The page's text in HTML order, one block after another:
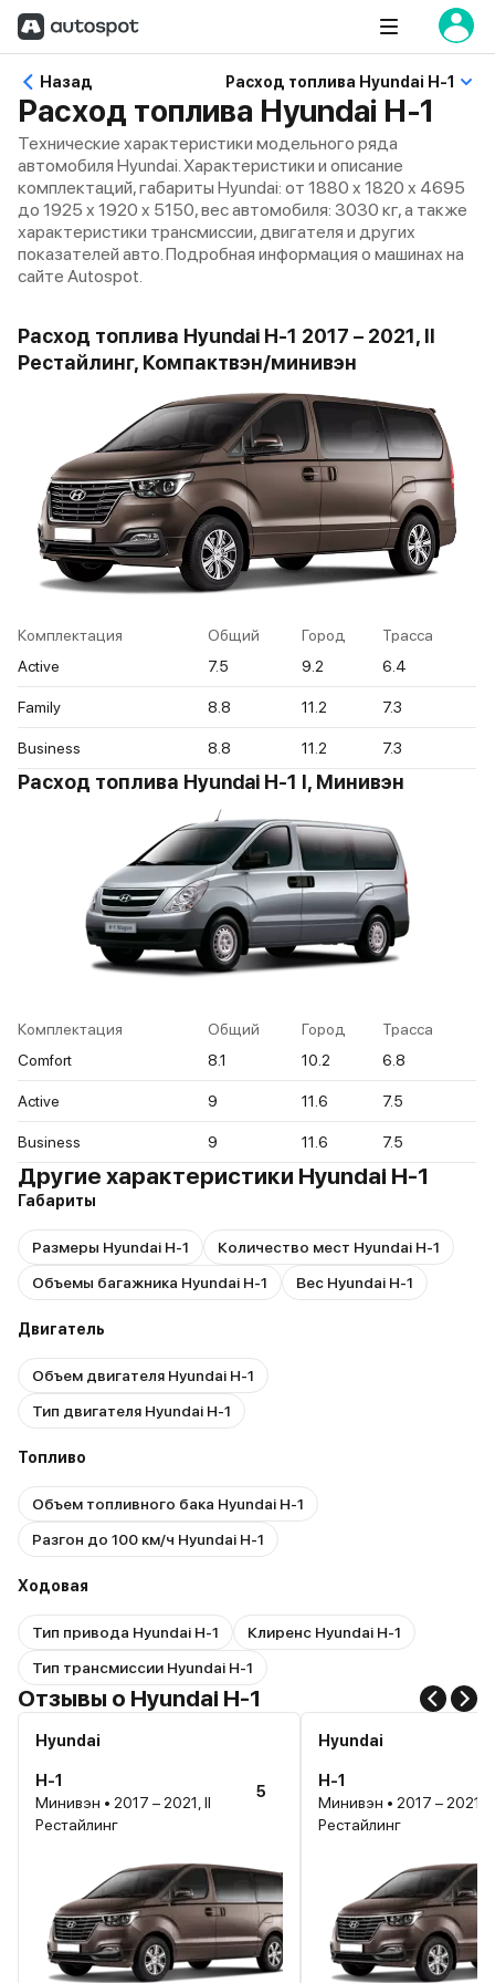
Назад Расход топлива Hyundai H-1
Расход топлива Hyundai H-1
Технические характеристики модельного ряда
автомобиля Hyundai. Характеристики и описание
комплектаций, габариты Hyundai: от 1880 x 1820 x 4695
до 1925 x 1920 x 5150, вес автомобиля: 3030 кг, а также
характеристики трансмиссии, двигателя и других
показателей авто. Подробная информация о машинах на
сайте Autospot.
Расход топлива Hyundai H-1 2017 – 2021, II
Рестайлинг, Компактвэн/минивэн
Комплектация Общий Город
Трасса
Active
7.5 9.2 6.4
Family 8.8 11.2 7.3
Business 8.8 11.2 7.3
Расход топлива Hyundai H-1 I, Минивэн
Комплектация Общий Город
Трасса
Comfort
8.1 10.2 6.8
Active 9 11.6 7.5
Business 9 11.6 7.5
Другие характеристики Hyundai H-1
Габариты
Размеры Hyundai H-1
Количество мест Hyundai H-1
Объемы багажника Hyundai H-1
Вес Hyundai H-1
Двигатель
Объем двигателя Hyundai H-1
Тип двигателя Hyundai H-1
Топливо
Объем топливного бака Hyundai H-1
Разгон до 100 км/ч Hyundai H-1
Ходовая
Тип привода Hyundai H-1
Клиренс Hyundai H-1
Тип трансмиссии Hyundai H-1
Отзывы о Hyundai H-1
Hyundai
H-1
Минивэн • 2017 – 2021, II
Рестайлинг
5
Hyundai
H-1
Минивэн • 2017 – 2021, II
Рестайлинг